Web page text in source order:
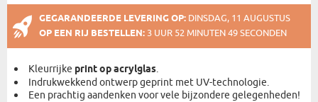
GEGARANDEERDE LEVERING OP: DINSDAG, 11 AUGUSTUS
OP EEN RIJ BESTELLEN: 3 UUR 52 MINUTEN 49 SECONDEN
Kleurrijke print op acrylglas.
Indrukwekkend ontwerp geprint met UV-technologie.
Een prachtig aandenken voor vele bijzondere gelegenheden!